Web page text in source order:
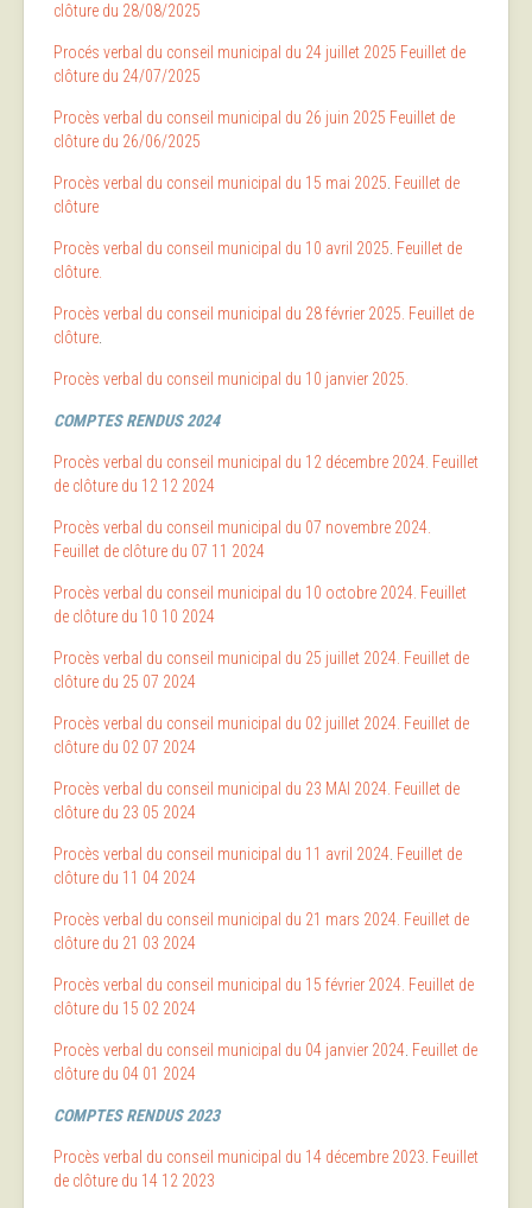
clôture du 28/08/2025
Procés verbal du conseil municipal du 24 juillet 2025 Feuillet de
clôture du 24/07/2025
Procès verbal du conseil municipal du 26 juin 2025 Feuillet de
clôture du 26/06/2025
Procès verbal du conseil municipal du 15 mai 2025 Feuillet de
clôture
Procès verbal du conseil municipal du 10 avril 2025 Feuillet de
clôture.
Procès verbal du conseil municipal du 28 février 2025. Feuillet de
clôture
Procès verbal du conseil municipal du 10 janvier 2025.
COMPTES RENDUS 2024
Procès verbal du conseil municipal du 12 décembre 2024. Feuillet
de clôture du 12 12 2024
Procès verbal du conseil municipal du 07 novembre 2024.
Feuillet de clôture du 07 11 2024
Procès verbal du conseil municipal du 10 octobre 2024. Feuillet
de clôture du 10 10 2024
Procès verbal du conseil municipal du 25 juillet 2024. Feuillet de
clôture du 25 07 2024
Procès verbal du conseil municipal du 02 juillet 2024. Feuillet de
clôture du 02 07 2024
Procès verbal du conseil municipal du 23 MAI 2024. Feuillet de
clôture du 23 05 2024
Procès verbal du conseil municipal du 11 avril 2024 Feuillet de
clôture du 11 04 2024
Procès verbal du conseil municipal du 21 mars 2024. Feuillet de
clôture du 21 03 2024
Procès verbal du conseil municipal du 15 février 2024. Feuillet de
clôture du 15 02 2024
Procès verbal du conseil municipal du 04 janvier 2024 Feuillet de
clôture du 04 01 2024
COMPTES RENDUS 2023
Procès verbal du conseil municipal du 14 décembre 2023 Feuillet
de clôture du 14 12 2023